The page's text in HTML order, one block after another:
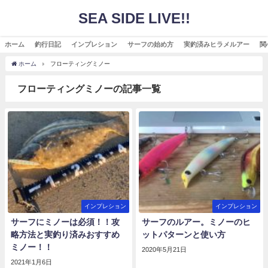
SEA SIDE LIVE!!
ホーム 釣行日記 インプレション サーフの始め方 実釣済みヒラメルアー 関
ホーム フローティングミノー
フローティングミノーの記事一覧
インプレション
サーフにミノーは必須！！攻
略方法と実釣り済みおすすめ
ミノー！！
2021年1月6日
インプレション
サーフのルアー。ミノーのヒ
ットパターンと使い方
2020年5月21日